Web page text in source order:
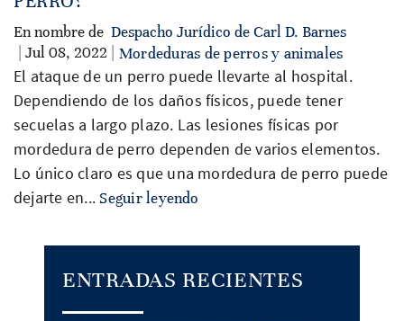
En nombre de Despacho Jurídico de Carl D. Barnes
| Jul 08, 2022 |
Mordeduras de perros y animales
El ataque de un perro puede llevarte al hospital.
Dependiendo de los daños físicos, puede tener
secuelas a largo plazo. Las lesiones físicas por
mordedura de perro dependen de varios elementos.
Lo único claro es que una mordedura de perro puede
dejarte en... Seguir leyendo
ENTRADAS RECIENTES